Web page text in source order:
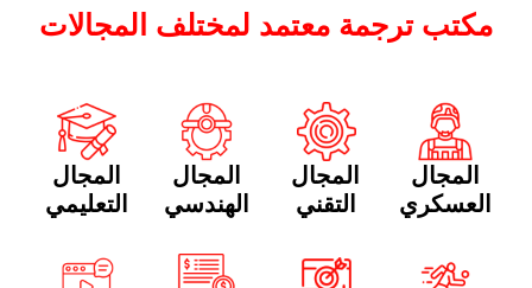
مكتب ترجمة معتمد لمختلف المجالات
المجال
العسكري
المجال
التقني
المجال
الهندسي
المجال
التعليمي